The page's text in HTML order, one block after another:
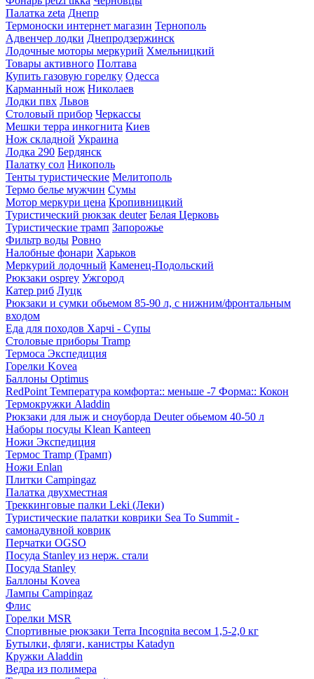
Палатка zeta Днепр
Термоноски интернет магазин Тернополь
Адвенчер лодки Днепродзержинск
Лодочные моторы меркурий Хмельницкий
Товары активного Полтава
Купить газовую горелку Одесса
Карманный нож Николаев
Лодки пвх Львов
Столовый прибор Черкассы
Мешки терра инкогнита Киев
Нож складной Украина
Лодка 290 Бердянск
Палатку сол Никополь
Тенты туристические Мелитополь
Термо белье мужчин Сумы
Мотор меркури цена Кропивницкий
Туристический рюкзак deuter Белая Церковь
Туристические трамп Запорожье
Фильтр воды Ровно
Налобные фонари Харьков
Меркурий лодочный Каменец-Подольский
Рюкзаки osprey Ужгород
Катер риб Луцк
Рюкзаки и сумки обьемом 85-90 л, с нижним/фронтальным
входом
Еда для походов Харчі - Супы
Столовые приборы Tramp
Термоса Экспедиция
Горелки Kovea
Баллоны Optimus
RedPoint Температура комфорта:: меньше -7 Форма:: Кокон
Термокружки Aladdin
Рюкзаки для лыж и сноуборда Deuter обьемом 40-50 л
Наборы посуды Klean Kanteen
Ножи Экспедиция
Термос Tramp (Трамп)
Ножи Enlan
Плитки Campingaz
Палатка двухместная
Треккинговые палки Leki (Леки)
Туристические палатки коврики Sea To Summit -
самонадувной коврик
Перчатки OGSO
Посуда Stanley из нерж. стали
Посуда Stanley
Баллоны Kovea
Лампы Campingaz
Флис
Горелки MSR
Спортивные рюкзаки Terra Incognita весом 1,5-2,0 кг
Бутылки, фляги, канистры Katadyn
Кружки Aladdin
Ведра из полимера